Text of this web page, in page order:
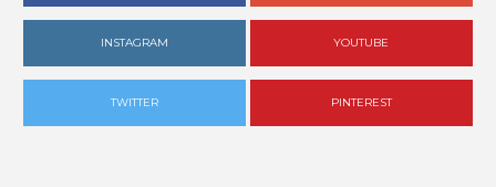
INSTAGRAM YOUTUBE
TWITTER PINTEREST